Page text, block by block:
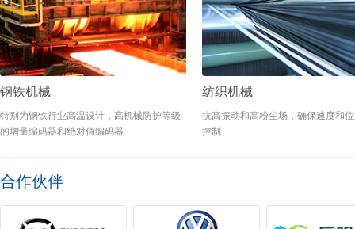
钢铁机械
特别为钢铁行业高温设计，高机械防护等级
的增量编码器和绝对值编码器
纺织机械
抗高振动和高粉尘场，确保速度和
控制
合作伙伴